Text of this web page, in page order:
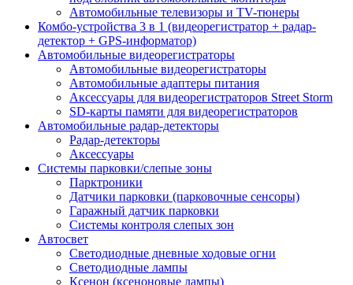
Автомобильные телевизоры и TV-тюнеры
Комбо-устройства 3 в 1 (видеорегистратор + радар-
детектор + GPS-информатор)
Автомобильные видеорегистраторы
Автомобильные видеорегистраторы
Автомобильные адаптеры питания
Аксессуары для видеорегистраторов Street Storm
SD-карты памяти для видеорегистраторов
Автомобильные радар-детекторы
Радар-детекторы
Аксессуары
Системы парковки/слепые зоны
Парктроники
Датчики парковки (парковочные сенсоры)
Гаражный датчик парковки
Системы контроля слепых зон
Автосвет
Светодиодные дневные ходовые огни
Светодиодные лампы
Ксенон (ксеноновые лампы)